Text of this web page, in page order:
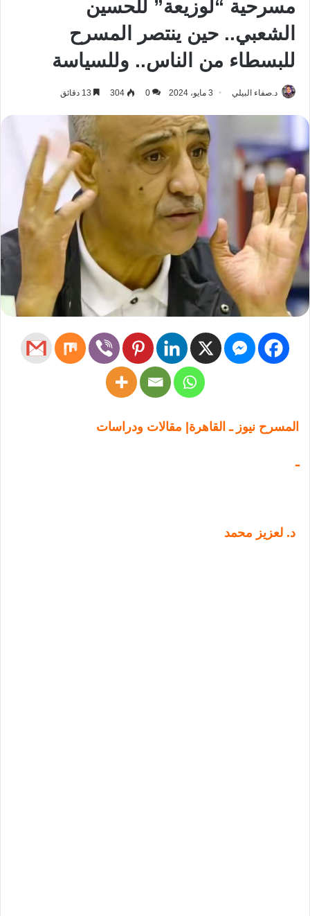
مسرحية “لوزيعة” للحسين
الشعبي.. حين ينتصر المسرح
للبسطاء من الناس.. وللسياسة
د.صفاء البيلي 3 مايو، 2024 0
304
المسرح نيوز ـ القاهرة| مقالات ودراسات
ـ
د. لعزيز محمد